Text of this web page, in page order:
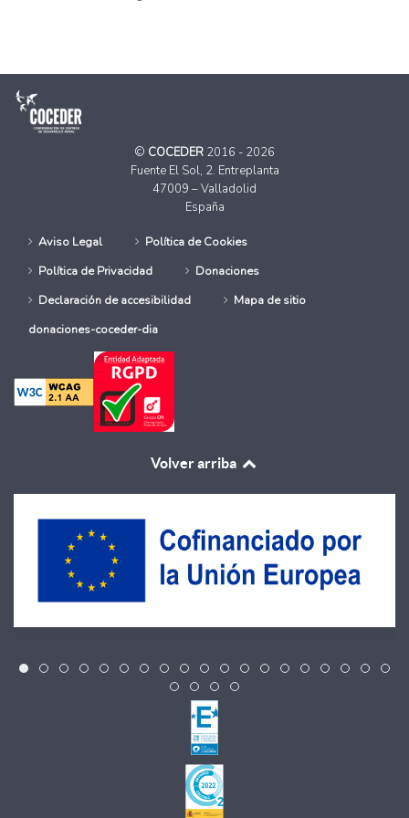
© COCEDER 2016 - 2026
Fuente El Sol, 2. Entreplanta
47009 – Valladolid
España
Aviso Legal
Política de Cookies
Política de Privacidad
Donaciones
Declaración de accesibilidad
Mapa de sitio
donaciones-coceder-dia
Volver arriba